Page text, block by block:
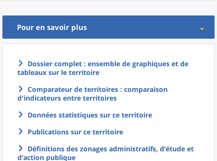
Pour en savoir plus
Dossier complet : ensemble de graphiques et de
tableaux sur le territoire
Comparateur de territoires : comparaison
d'indicateurs entre territoires
Données statistiques sur ce territoire
Publications sur ce territoire
Définitions des zonages administratifs, d’étude et
d’action publique